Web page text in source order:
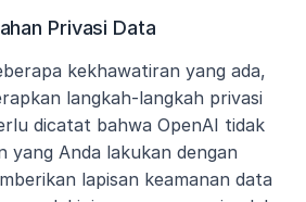
Privasi Data
kekhawatiran yang ada,
langkah-langkah privasi
dicatat bahwa OpenAI tidak
yang Anda lakukan dengan
lapisan keamanan data